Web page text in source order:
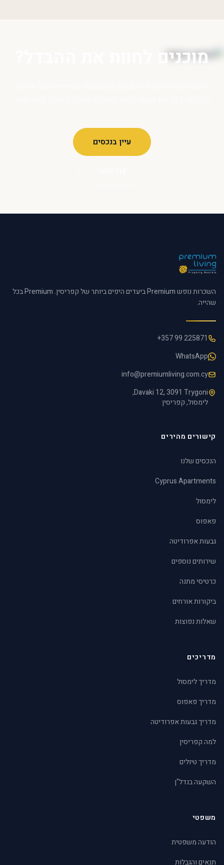
מוכנים לחוות את ההבדל?
עיין בנכסים
השכרות נופש Premium ביעדים היפים ביותר של קפריסין. Premium בכל
שהייה.
+357 99 225871
WhatsApp
info@premiumliving.com.cy
Davaki 12, 3091 Trygoni,
לימסול, קפריסין
קישורים מהירים
הנכסים שלנו
Cyprus Apartments
לימסול
פאפוס
גבעות אפרודיטה
שירותים נוספים
כרטיסי מתנה
ביקורות אורחים
שאלות נפוצות
מדריכים
מדריך לימסול
מדריך פאפוס
מדריך גבעות אפרודיטה
למה קפריסין
מדריך טיולים
השקעה בנדל"ן
משפטי
הודעה משפטית
תנאים והגבלות